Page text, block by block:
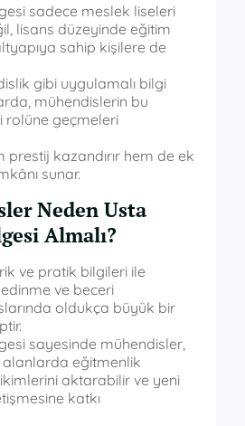
sadece meslek liseleri
lisans düzeyinde eğitim
sahip kişilere de
gibi uygulamalı bilgi
mühendislerin bu
rolüne geçmeleri
prestij kazandırır hem de ek
sunar.
Neden Usta
Almalı?
ve pratik bilgileri ile
ve beceri
oldukça büyük bir
sayesinde mühendisler,
alanlarda eğitmenlik
aktarabilir ve yeni
katkı